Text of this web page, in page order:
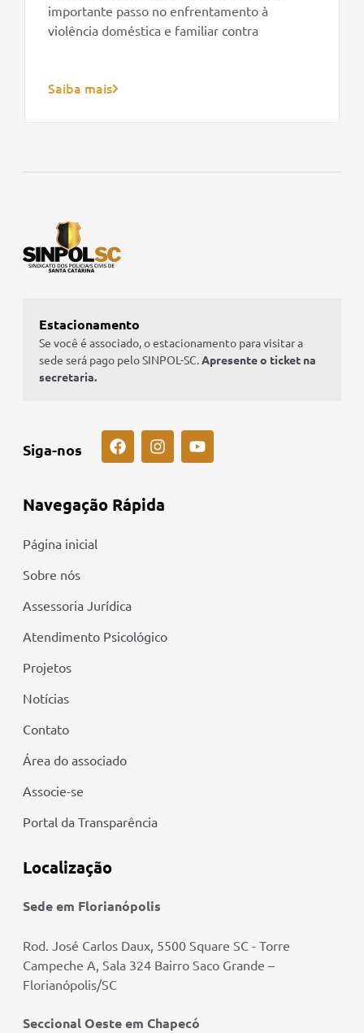
importante passo no enfrentamento à
violência doméstica e familiar contra
Saiba mais
Estacionamento
Se você é associado, o estacionamento para visitar a
sede será pago pelo SINPOL-SC.Apresente o ticket na
secretaria.
Siga-nos
Navegação Rápida
Página inicial
Sobre nós
Assessoria Jurídica
Atendimento Psicológico
Projetos
Notícias
Contato
Área do associado
Associe-se
Portal da Transparência
Localização
Sede em Florianópolis
Rod. José Carlos Daux, 5500 Square SC - Torre
Campeche A, Sala 324 Bairro Saco Grande –
Florianópolis/SC
Seccional Oeste em Chapecó